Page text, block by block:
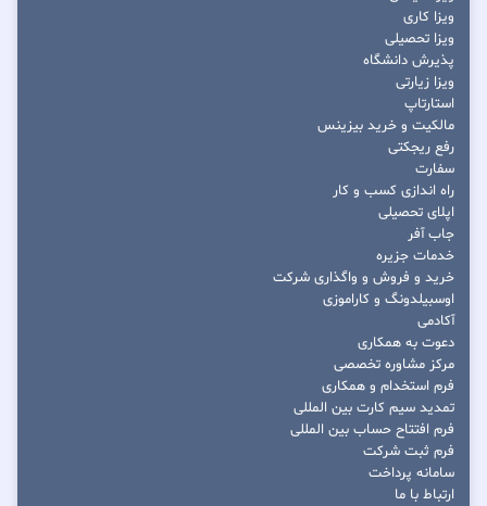
ویزا کاری
ویزا تحصیلی
پذیرش دانشگاه
ویزا زیارتی
استارتاپ
مالکیت و خرید بیزینس
رفع ریجکتی
سفارت
راه اندازی کسب و کار
اپلای تحصیلی
جاب آفر
خدمات جزیره
خرید و فروش و واگذاری شرکت
اوسبیلدونگ و کاراموزی
آکادمی
دعوت به همکاری
مرکز مشاوره تخصصی
فرم استخدام و همکاری
تمدید سیم کارت بین المللی
فرم افتتاح حساب بین المللی
فرم ثبت شرکت
سامانه پرداخت
ارتباط با ما